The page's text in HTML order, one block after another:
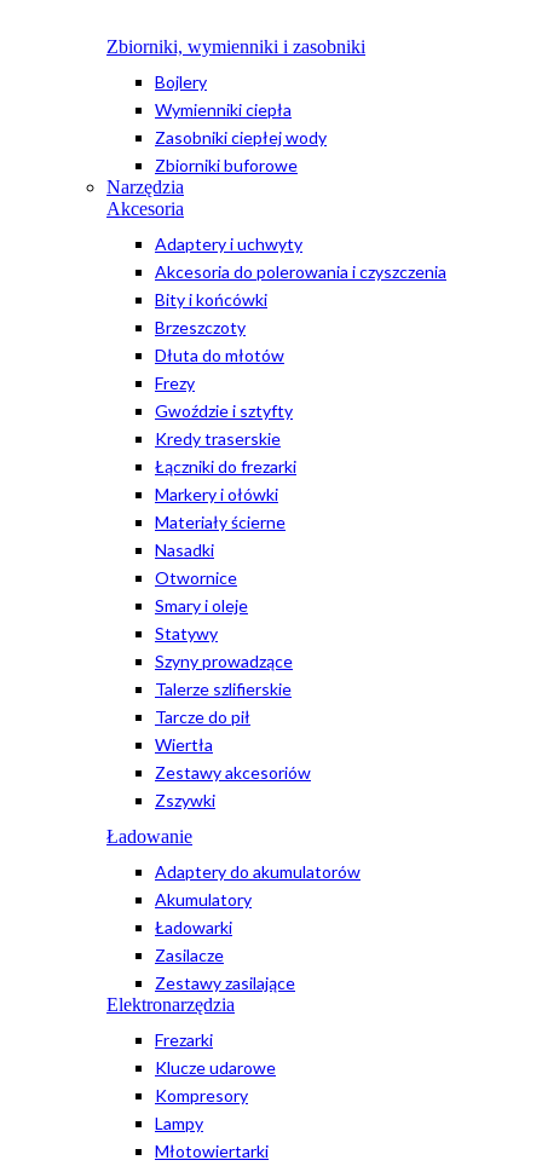
Zbiorniki, wymienniki i zasobniki
Bojlery
Wymienniki ciepła
Zasobniki ciepłej wody
Zbiorniki buforowe
Narzędzia
Akcesoria
Adaptery i uchwyty
Akcesoria do polerowania i czyszczenia
Bity i końcówki
Brzeszczoty
Dłuta do młotów
Frezy
Gwoździe i sztyfty
Kredy traserskie
Łączniki do frezarki
Markery i ołówki
Materiały ścierne
Nasadki
Otwornice
Smary i oleje
Statywy
Szyny prowadzące
Talerze szlifierskie
Tarcze do pił
Wiertła
Zestawy akcesoriów
Zszywki
Ładowanie
Adaptery do akumulatorów
Akumulatory
Ładowarki
Zasilacze
Zestawy zasilające
Elektronarzędzia
Frezarki
Klucze udarowe
Kompresory
Lampy
Młotowiertarki